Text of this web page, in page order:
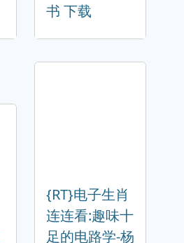
书 下载
{RT}电子生肖
连连看:趣味十
足的电路学-杨